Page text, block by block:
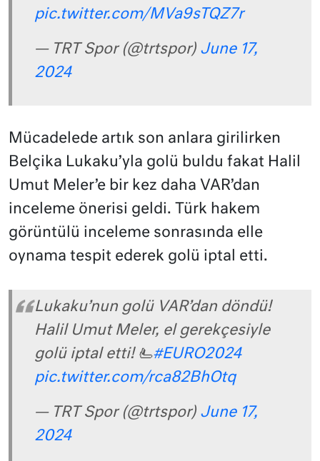
pic.twitter.com/MVa9sTQZ7r
— TRT Spor (@trtspor) June 17,
2024
Mücadelede artık son anlara girilirken
Belçika Lukaku’yla golü buldu fakat Halil
Umut Meler’e bir kez daha VAR’dan
inceleme önerisi geldi. Türk hakem
görüntülü inceleme sonrasında elle
oynama tespit ederek golü iptal etti.
Lukaku’nun golü VAR’dan döndü!
Halil Umut Meler, el gerekçesiyle
golü iptal etti! 🫷#EURO2024
pic.twitter.com/rca82BhOtq
— TRT Spor (@trtspor) June 17,
2024